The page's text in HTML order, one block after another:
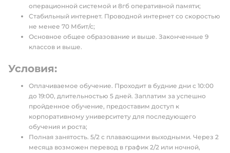
операционной системой и 8гб оперативной памяти;
Стабильный интернет. Проводной интернет со скоростью
не менее 70 Мбит/с;
Основное общее образование и выше. Законченные 9
классов и выше.
Условия:
Оплачиваемое обучение. Проходит в будние дни с 10:00
до 19:00, длительностью 5 дней. Заплатим за успешно
пройденное обучение, предоставим доступ к
корпоративному университету для последующего
обучения и роста;
Полная занятость. 5/2 с плавающими выходными. Через 2
месяца возможен перевод в график 2/2 или ночной,